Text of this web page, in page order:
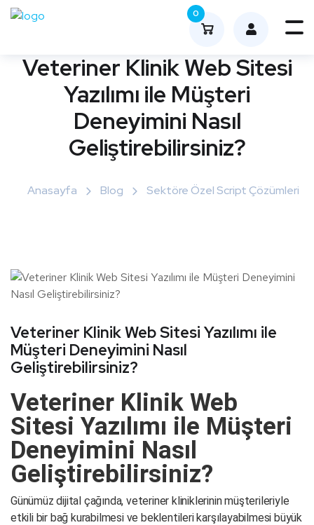
0
Me
nüy
Veteriner Klinik Web Sitesi
Yazılımı ile Müşteri
Deneyimini Nasıl
Geliştirebilirsiniz?
Anasayfa Blog Sektöre Özel Script Çözümleri
Veteriner Klinik Web Sitesi Yazılımı ile
Müşteri Deneyimini Nasıl
Geliştirebilirsiniz?
Veteriner Klinik Web
Sitesi Yazılımı ile Müşteri
Deneyimini Nasıl
Geliştirebilirsiniz?
Günümüz dijital çağında, veteriner kliniklerinin müşterileriyle
etkili bir bağ kurabilmesi ve beklentileri karşılayabilmesi büyük